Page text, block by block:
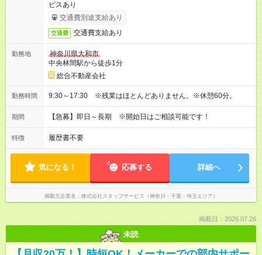
ビスあり
交通費別途支給あり
交通費 交通費支給あり
勤務地
神奈川県大和市
中央林間駅から徒歩1分
総合不動産会社
勤務時間 9:30～17:30 ※残業はほとんどありません。※休憩60分。
期間 【急募】即日～長期 ※開始日はご相談可能です！
特徴 履歴書不要
気になる！ 応募する 詳細へ
掲載元企業名 株式会社スタッフサービス（神奈川・千葉・埼玉エリア）
掲載日：2026.07.26
未読